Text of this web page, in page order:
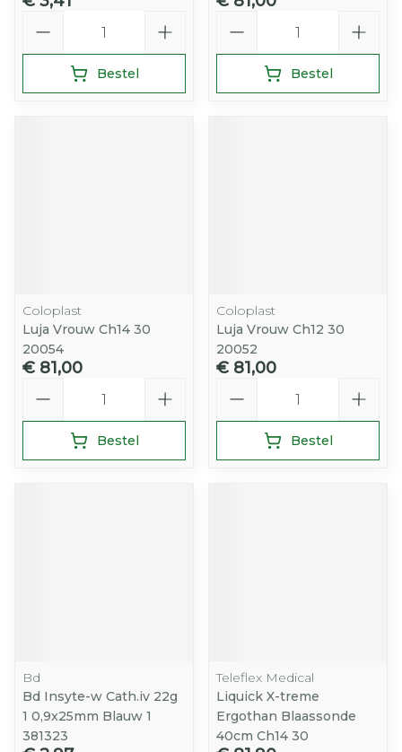
Bestel Bestel
Coloplast
Luja Vrouw Ch14 30
20054
€ 81,00
Bestel
Coloplast
Luja Vrouw Ch12 30
20052
€ 81,00
Bestel
Bd
Bd Insyte-w Cath.iv 22g
1 0,9x25mm Blauw 1
381323
Teleflex Medical
Liquick X-treme
Ergothan Blaassonde
40cm Ch14 30